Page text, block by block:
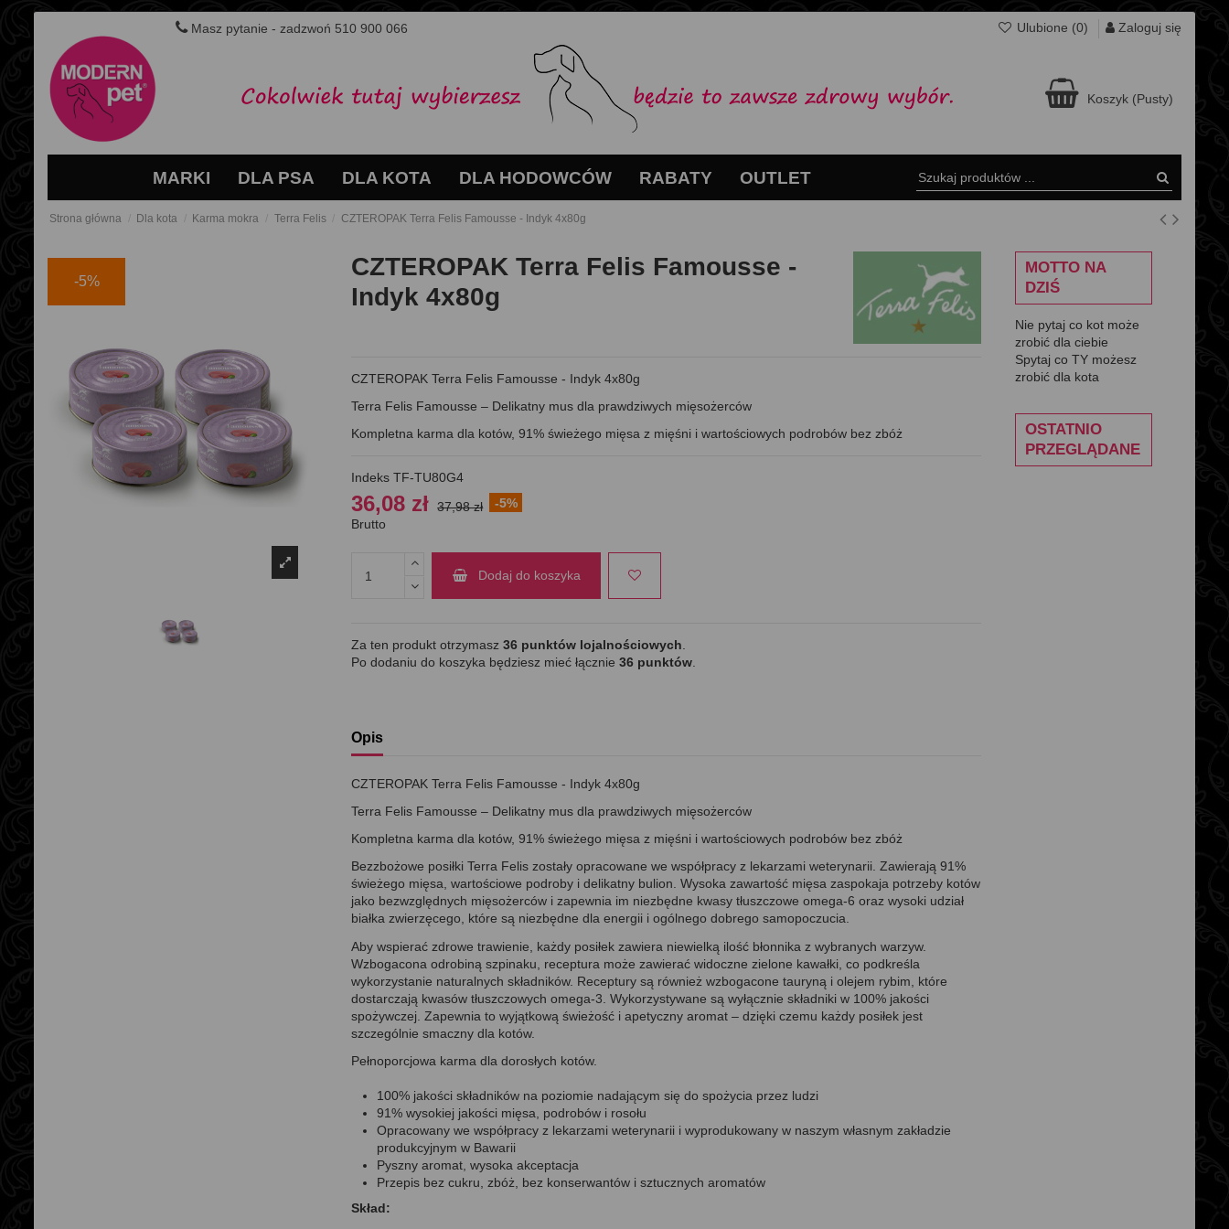
Masz pytanie - zadzwoń 510 900 066 Ulubione (0) Zaloguj się
Koszyk (Pusty)
MARKI DLA PSA DLA KOTA DLA HODOWCÓW RABATY OUTLET
Strona główna Dla kota Karma mokra Terra Felis CZTEROPAK Terra Felis Famousse - Indyk 4x80g
-5%
CZTEROPAK Terra Felis Famousse -
Indyk 4x80g
CZTEROPAK Terra Felis Famousse - Indyk 4x80g
Terra Felis Famousse – Delikatny mus dla prawdziwych mięsożerców
Kompletna karma dla kotów, 91% świeżego mięsa z mięśni i wartościowych podrobów bez zbóż
Indeks TF-TU80G4
36,08 zł 37,98 zł
-5%
Brutto
Dodaj do koszyka
Za ten produkt otrzymasz 36punktów lojalnościowych
Po dodaniu do koszyka będziesz mieć łącznie 36punktów.
Opis
CZTEROPAK Terra Felis Famousse - Indyk 4x80g
Terra Felis Famousse – Delikatny mus dla prawdziwych mięsożerców
Kompletna karma dla kotów, 91% świeżego mięsa z mięśni i wartościowych podrobów bez zbóż
Bezzbożowe posiłki Terra Felis zostały opracowane we współpracy z lekarzami weterynarii. Zawierają 91%
świeżego mięsa, wartościowe podroby i delikatny bulion. Wysoka zawartość mięsa zaspokaja potrzeby kotów
jako bezwzględnych mięsożerców i zapewnia im niezbędne kwasy tłuszczowe omega-6 oraz wysoki udział
białka zwierzęcego, które są niezbędne dla energii i ogólnego dobrego samopoczucia.
Aby wspierać zdrowe trawienie, każdy posiłek zawiera niewielką ilość błonnika z wybranych warzyw.
Wzbogacona odrobiną szpinaku, receptura może zawierać widoczne zielone kawałki, co podkreśla
wykorzystanie naturalnych składników. Receptury są również wzbogacone tauryną i olejem rybim, które
dostarczają kwasów tłuszczowych omega-3. Wykorzystywane są wyłącznie składniki w 100% jakości
spożywczej. Zapewnia to wyjątkową świeżość i apetyczny aromat – dzięki czemu każdy posiłek jest
szczególnie smaczny dla kotów.
Pełnoporcjowa karma dla dorosłych kotów.
100% jakości składników na poziomie nadającym się do spożycia przez ludzi
91% wysokiej jakości mięsa, podrobów i rosołu
Opracowany we współpracy z lekarzami weterynarii i wyprodukowany w naszym własnym zakładzie
produkcyjnym w Bawarii
Pyszny aromat, wysoka akceptacja
Przepis bez cukru, zbóż, bez konserwantów i sztucznych aromatów
Skład:
MOTTO NA
DZIŚ
Nie pytaj co kot może
zrobić dla ciebie
Spytaj co TY możesz
zrobić dla kota
OSTATNIO
PRZEGLĄDANE